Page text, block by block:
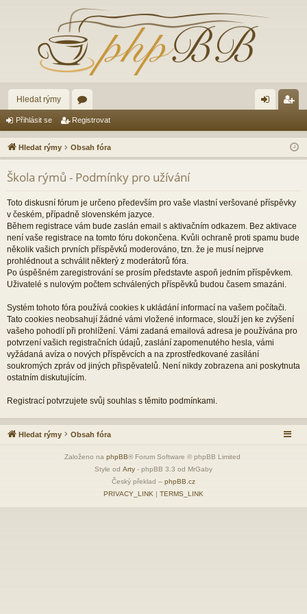
Hledat rýmy
ór
a lá
sit
ist
ro
t
Přihlásit se Registrovat
Hledat rýmy Obsah fóra
Škola rýmů - Podmínky pro užívání
Toto diskusní fórum je určeno především pro vaše vlastní veršované příspěvky
v českém, případně slovenském jazyce.
Během registrace vám bude zaslán email s aktivačním odkazem. Bez aktivace
není vaše registrace na tomto fóru dokončena. Kvůli ochraně proti spamu bude
několik vašich prvních příspěvků moderováno, tzn. že je musí nejprve
prohlédnout a schválit některý z moderátorů fóra.
Po úspěšném zaregistrování se prosím představte aspoň jedním příspěvkem.
Uživatelé s nulovým počtem schválených příspěvků budou časem smazáni.
Systém tohoto fóra používá cookies k ukládání informací na vašem počítači.
Tato cookies neobsahují žádné vámi vložené informace, slouží jen ke zvýšení
vašeho pohodlí při prohlížení. Vámi zadaná emailová adresa je používána pro
potvrzení vašich registračních údajů, zaslání zapomenutého hesla, vámi
vyžádaná avíza o nových příspěvcích a na zprostředkované zasílání
soukromých zpráv od jiných přispěvatelů. Není nikdy zobrazena ani poskytnuta
ostatním diskutujícím.
Registrací potvrzujete svůj souhlas s těmito podmínkami.
Hledat rýmy Obsah fóra
Založeno na phpBB® Forum Software © phpBB Limited
Style od Arty - phpBB 3.3 od MrGaby
Český překlad – phpBB.cz
PRIVACY_LINK | TERMS_LINK